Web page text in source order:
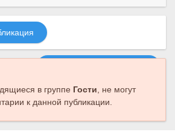
в группе Гости, не могут
к данной публикации.